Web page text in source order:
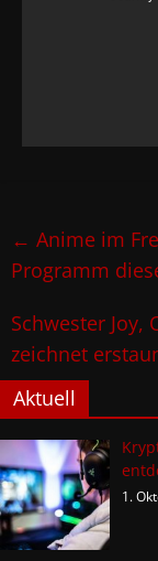
← Anime im
Programm
Schwester Joy,
zeichnet
Aktuell
1.